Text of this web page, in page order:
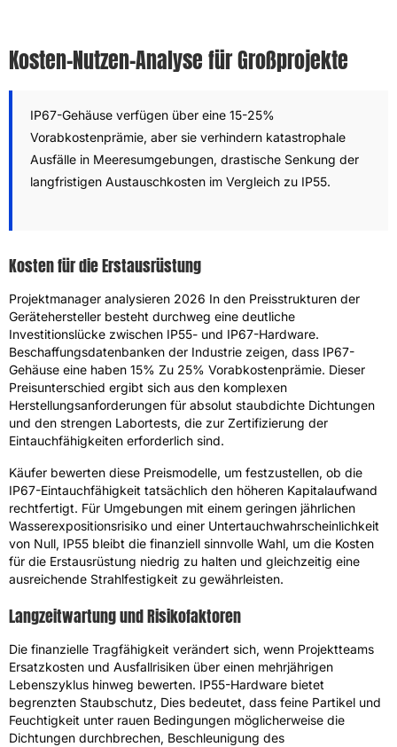
Kosten-Nutzen-Analyse für Großprojekte
IP67-Gehäuse verfügen über eine 15-25%
Vorabkostenprämie, aber sie verhindern katastrophale
Ausfälle in Meeresumgebungen, drastische Senkung der
langfristigen Austauschkosten im Vergleich zu IP55.
Kosten für die Erstausrüstung
Projektmanager analysieren 2026 In den Preisstrukturen der
Gerätehersteller besteht durchweg eine deutliche
Investitionslücke zwischen IP55- und IP67-Hardware.
Beschaffungsdatenbanken der Industrie zeigen, dass IP67-
Gehäuse eine haben 15% Zu 25% Vorabkostenprämie. Dieser
Preisunterschied ergibt sich aus den komplexen
Herstellungsanforderungen für absolut staubdichte Dichtungen
und den strengen Labortests, die zur Zertifizierung der
Eintauchfähigkeiten erforderlich sind.
Käufer bewerten diese Preismodelle, um festzustellen, ob die
IP67-Eintauchfähigkeit tatsächlich den höheren Kapitalaufwand
rechtfertigt. Für Umgebungen mit einem geringen jährlichen
Wasserexpositionsrisiko und einer Untertauchwahrscheinlichkeit
von Null, IP55 bleibt die finanziell sinnvolle Wahl, um die Kosten
für die Erstausrüstung niedrig zu halten und gleichzeitig eine
ausreichende Strahlfestigkeit zu gewährleisten.
Langzeitwartung und Risikofaktoren
Die finanzielle Tragfähigkeit verändert sich, wenn Projektteams
Ersatzkosten und Ausfallrisiken über einen mehrjährigen
Lebenszyklus hinweg bewerten. IP55-Hardware bietet
begrenzten Staubschutz, Dies bedeutet, dass feine Partikel und
Feuchtigkeit unter rauen Bedingungen möglicherweise die
Dichtungen durchbrechen, Beschleunigung des